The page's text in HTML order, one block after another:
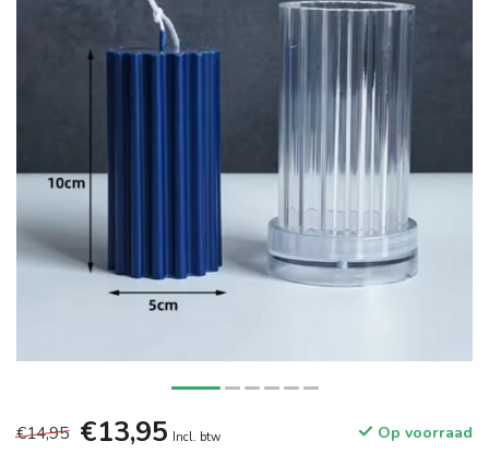
€14,95 €13,95 Incl. btw Op voorraad